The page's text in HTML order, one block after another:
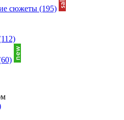
сюжеты (195)